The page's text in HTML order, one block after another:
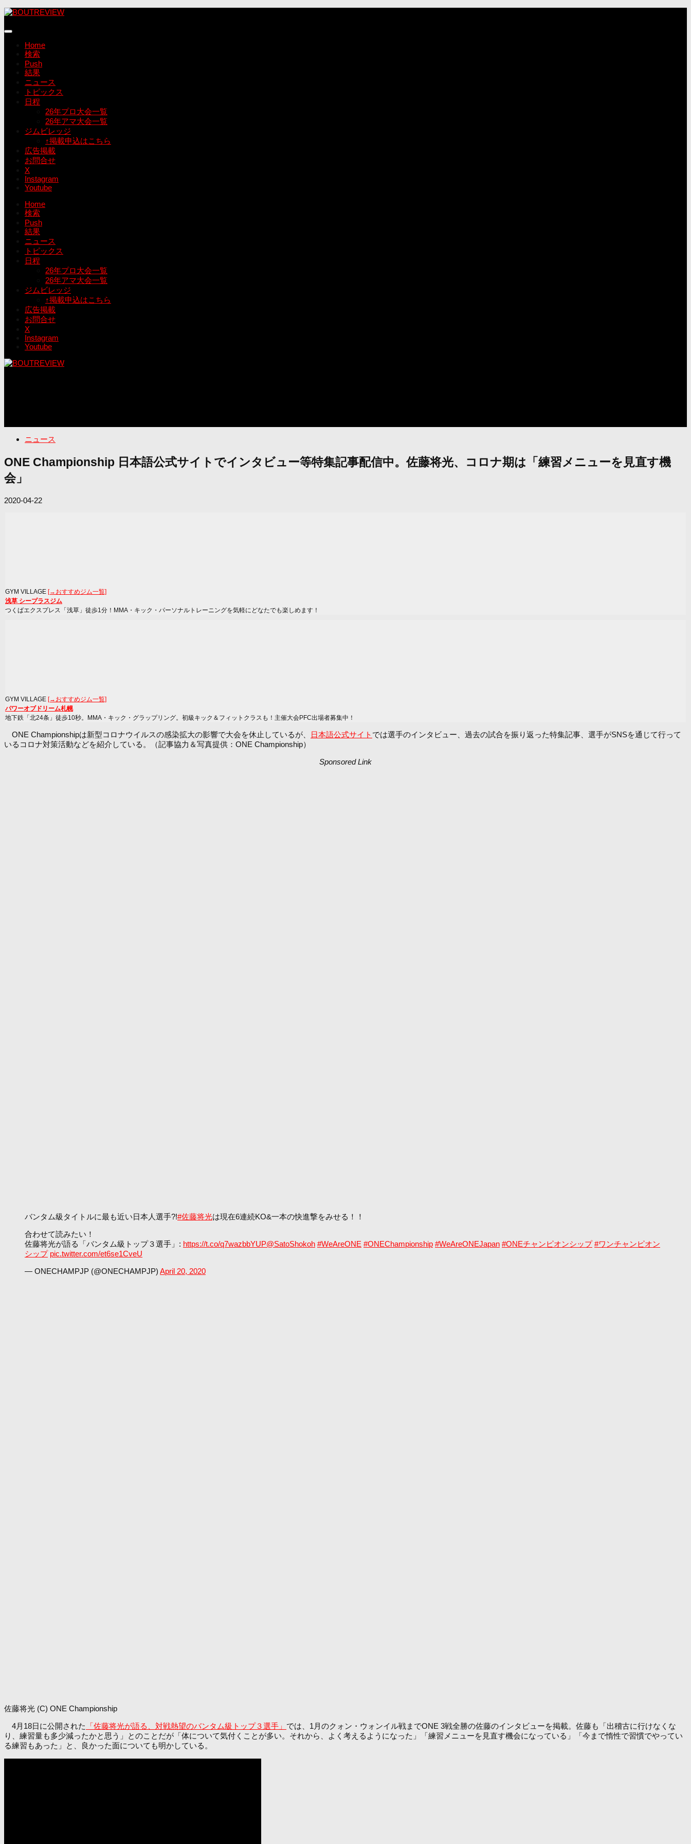
コ
テ
Home
検索
Push
結果
ニュース
トピックス
日程
26年プロ大会一覧
26年アマ大会一覧
ジムビレッジ
↑掲載申込はこちら
広告掲載
お問合せ
X
Instagram
Youtube
Home
検索
Push
結果
ニュース
トピックス
日程
26年プロ大会一覧
26年アマ大会一覧
ジムビレッジ
↑掲載申込はこちら
広告掲載
お問合せ
X
Instagram
Youtube
ニュース
ONE Championship 日本語公式サイトでインタビュー等特集記事配信中。佐藤将光、コロナ期は「練習メニューを見直す機
会」
2020-04-22
GYM VILLAGE [→おすすめジム一覧]
浅草 シープラスジム
つくばエクスプレス「浅草」徒歩1分！MMA・キック・パーソナルトレーニングを気軽にどなたでも楽しめます！
GYM VILLAGE [→おすすめジム一覧]
パワーオブドリーム札幌
地下鉄「北24条」徒歩10秒。MMA・キック・グラップリング。初級キック＆フィットクラスも！主催大会PFC出場者募集中！
ONE Championshipは新型コロナウイルスの感染拡大の影響で大会を休止しているが、 日本語公式サイト では選手のインタビュー、過去の試合を振り返った特集記事、選手がSNSを通じて行って
いるコロナ対策活動などを紹介している。（記事協力＆写真提供：ONE Championship）
Sponsored Link
バンタム級タイトルに最も近い日本人選手?!#佐藤将光は現在6連続KO&一本の快進撃をみせる！！
合わせて読みたい！
佐藤将光が語る「バンタム級トップ３選手」: https://t.co/q7wazbbYUP@SatoShokoh #WeAreONE #ONEChampionship #WeAreONEJapan #ONEチャンピオンシップ #ワンチャンピオン
シップ pic.twitter.com/et6se1CveU
— ONECHAMPJP (@ONECHAMPJP) April 20, 2020
佐藤将光 (C) ONE Championship
4月18日に公開された 「佐藤将光が語る、対戦熱望のバンタム級トップ３選手」 では、1月のクォン・ウォンイル戦までONE 3戦全勝の佐藤のインタビューを掲載。佐藤も「出稽古に行けなくな
り、練習量も多少減ったかと思う」とのことだが「体について気付くことが多い。それから、よく考えるようになった」「練習メニューを見直す機会になっている」「今まで惰性で習慣でやってい
る練習もあった」と、良かった面についても明かしている。